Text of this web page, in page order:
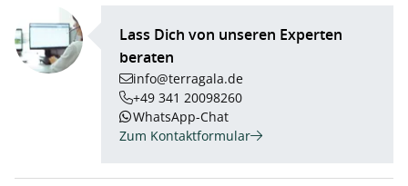
Lass Dich von unseren Experten
beraten
info@terragala.de
+49 341 20098260
WhatsApp-Chat
Zum Kontaktformular